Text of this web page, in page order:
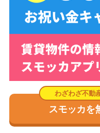
スモッカを